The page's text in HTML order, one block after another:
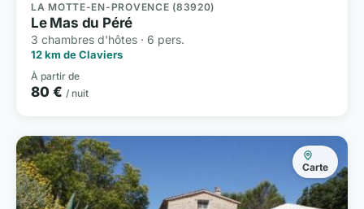
LA MOTTE-EN-PROVENCE (83920)
Le Mas du Péré
3 chambres d'hôtes · 6 pers.
12 km de Claviers
À partir de
80 € / nuit
Carte